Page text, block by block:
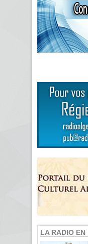
LA RADIO EN